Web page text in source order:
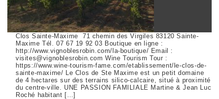
Clos Sainte-Maxime 71 chemin des Virgiles 83120 Sainte-
Maxime Tél. 07 67 19 92 03 Boutique en ligne :
http://www.vignoblesrobin.com/la-boutique/ Email :
visites@vignoblesrobin.com Wine Tourism Tour :
https://www.wine-tourism-fame.com/etablissement/le-clos-de-
sainte-maxime/ Le Clos de Ste Maxime est un petit domaine
de 4 hectares sur des terrains silico-calcaire, situé à proximité
du centre-ville. UNE PASSION FAMILIALE Martine & Jean Luc
Roché habitant […]